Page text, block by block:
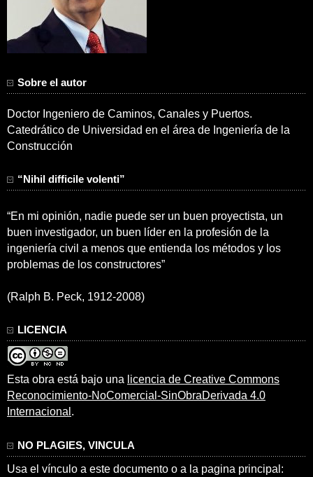
Sobre el autor
Doctor Ingeniero de Caminos, Canales y Puertos.
Catedrático de Universidad en el área de Ingeniería de la
Construcción
“Nihil difficile volenti”
“En mi opinión, nadie puede ser un buen proyectista, un
buen investigador, un buen líder en la profesión de la
ingeniería civil a menos que entienda los métodos y los
problemas de los constructores”
(Ralph B. Peck, 1912-2008)
LICENCIA
Esta obra está bajo una licencia de Creative Commons
Reconocimiento-NoComercial-SinObraDerivada 4.0
Internacional .
NO PLAGIES, VINCULA
Usa el vínculo a este documento o a la pagina principal: